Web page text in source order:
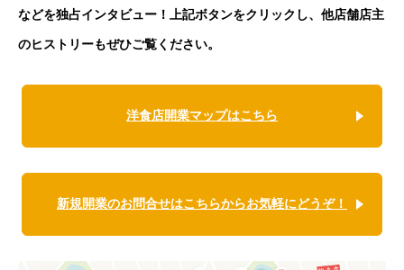
などを独占インタビュー！上記ボタンをクリックし、他店舗店主
のヒストリーもぜひご覧ください。
洋食店開業マップはこちら
新規開業のお問合せはこちらからお気軽にどうぞ！